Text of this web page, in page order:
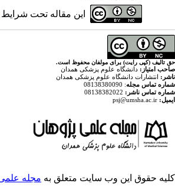
این مقاله تحت شرایط
حق تالیف (کپی رایت) برای مولفان محفوظ است.
صاحب امتیاز: دانشگاه علوم پزشکی همدان
ناشر: انتشارات دانشگاه علوم پزشکی همدان
شماره تماس مجله: 08138380090
شماره تماس ناشر:
ایمیل:
کلیه حقوق این وب سایت متعلق به مجله